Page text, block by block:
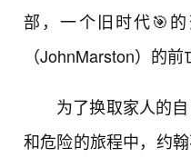
部，一个旧时代🎯
（JohnMarston）的前
为了换取家人的
和危险的旅程中，约